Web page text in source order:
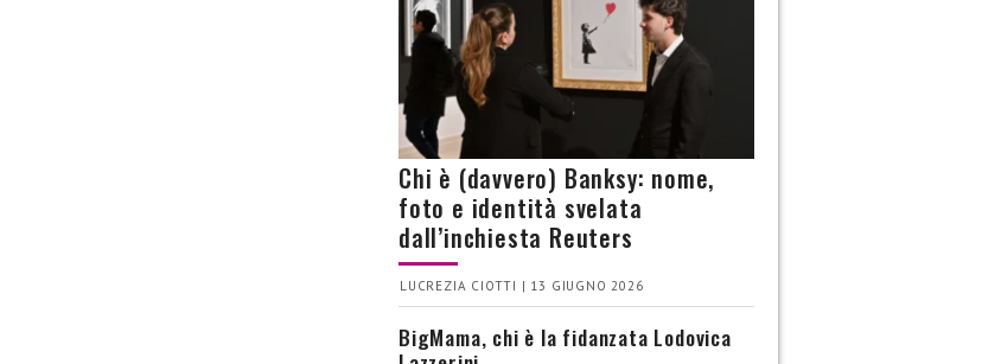
Chi è (davvero) Banksy: nome,
foto e identità svelata
dall’inchiesta Reuters
LUCREZIA CIOTTI | 13 GIUGNO 2026
BigMama, chi è la fidanzata Lodovica